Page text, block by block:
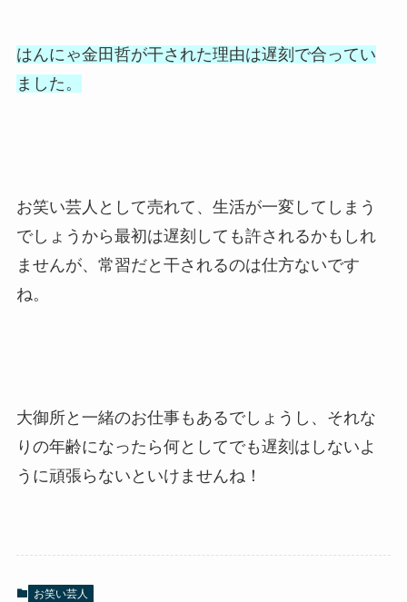
はんにゃ金田哲が干された理由は遅刻で合ってい
ました。
お笑い芸人として売れて、生活が一変してしまう
でしょうから最初は遅刻しても許されるかもしれ
ませんが、常習だと干されるのは仕方ないです
ね。
大御所と一緒のお仕事もあるでしょうし、それな
りの年齢になったら何としてでも遅刻はしないよ
うに頑張らないといけませんね！
お笑い芸人